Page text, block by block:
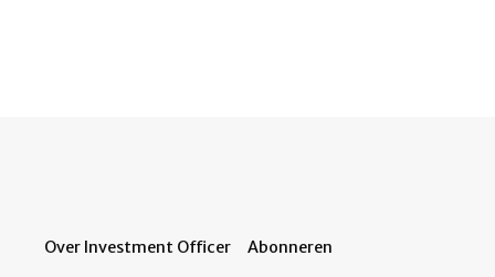
Over Investment Officer Abonneren